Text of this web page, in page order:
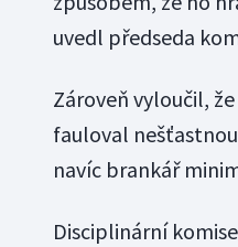
uvedl předseda
Zároveň vyloučil,
fauloval
navíc brankář
Disciplinární